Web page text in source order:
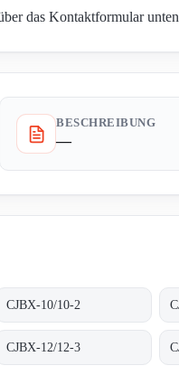
das Kontaktformular
BESCHREIBUNG
—
CJBX-10/10-2
CJBX-12/12-3